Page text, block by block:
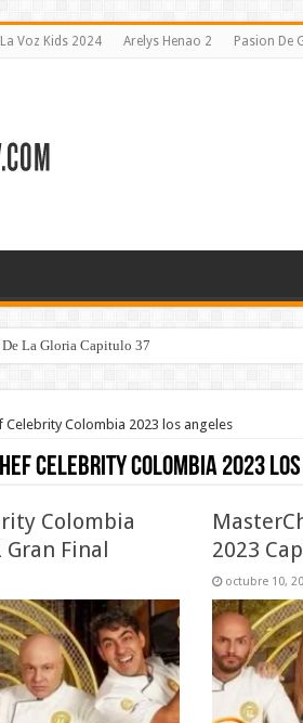
La Voz Kids 2024 Arelys Henao 2 Pasion De
La Gloria Capitulo 37
Celebrity Colombia 2023 los angeles
Celebrity Colombia 2023
Colombia
Final
2023
octubre 10,